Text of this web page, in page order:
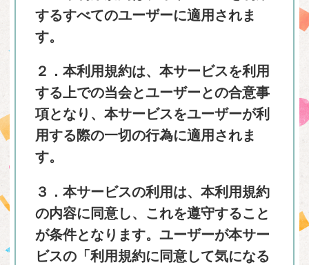
するすべてのユーザーに適用されま
す。
２．本利用規約は、本サービスを利用
する上での当会とユーザーとの合意事
項となり、本サービスをユーザーが利
用する際の一切の行為に適用されま
す。
３．本サービスの利用は、本利用規約
の内容に同意し、これを遵守すること
が条件となります。ユーザーが本サー
ビスの「利用規約に同意して気になる